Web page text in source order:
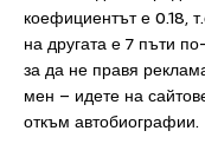
коефициентът е 0.18,
на другата е 7 пъти
за да не правя
мен – идете на
откъм автобиографии.